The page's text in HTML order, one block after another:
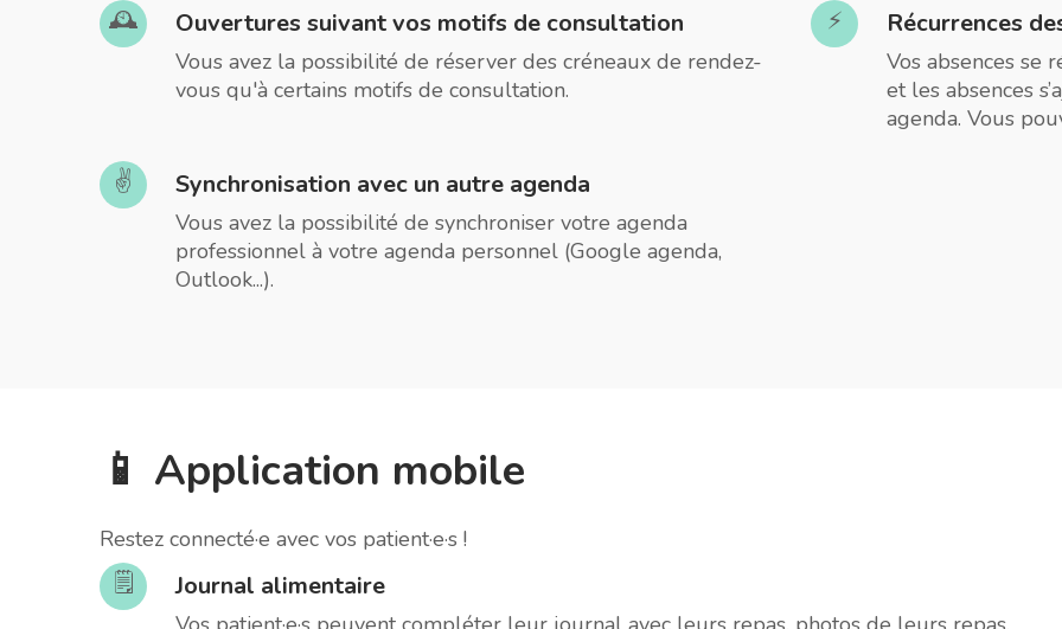
🕰️ Ouvertures suivant vos motifs de consultation
Vous avez la possibilité de réserver des créneaux de rendez-
vous qu'à certains motifs de consultation.
⚡ Récurrences
Vos absences se
et les absences
agenda. Vous
✌️ Synchronisation avec un autre agenda
Vous avez la possibilité de synchroniser votre agenda
professionnel à votre agenda personnel (Google agenda,
Outlook...).
📱 Application mobile
Restez connecté·e avec vos patient·e·s !
🗒️ Journal alimentaire